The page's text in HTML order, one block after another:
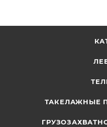
ТАКЕЛАЖНЫЕ